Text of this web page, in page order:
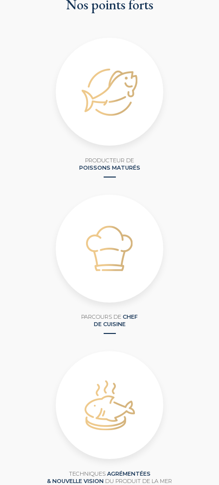
Nos points forts
PRODUCTEUR DE
POISSONS MATURÉS
PARCOURS DE CHEF
DE CUISINE
TECHNIQUES AGRÉMENTÉES
& NOUVELLE VISION DU PRODUIT DE LA MER